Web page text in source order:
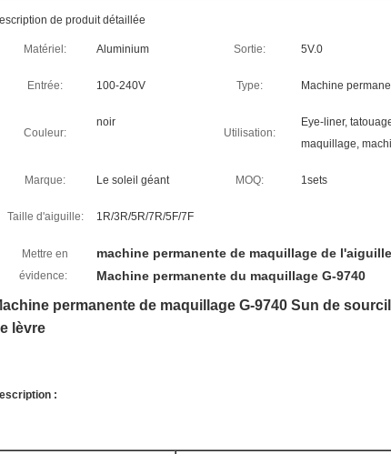
de produit détaillée
Matériel: Aluminium Sortie: 5V.0
Entrée: 100-240V Type: Machine
Couleur:
noir
Utilisation:
Eye-liner,
maquillage,
Marque: Le soleil géant MOQ: 1sets
Taille d'aiguille: 1R/3R/5R/7R/5F/7F
Mettre en
évidence:
machine permanente de maquillage de
Machine permanente du maquillage G-9740
permanente de maquillage G-9740 Sun de
lèvre
: